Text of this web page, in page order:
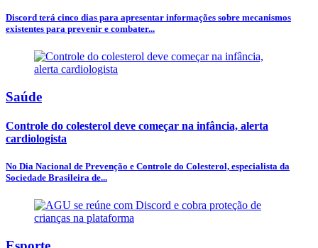
Discord terá cinco dias para apresentar informações sobre mecanismos
existentes para prevenir e combater...
Saúde
Controle do colesterol deve começar na infância, alerta
cardiologista
No Dia Nacional de Prevenção e Controle do Colesterol, especialista da
Sociedade Brasileira de...